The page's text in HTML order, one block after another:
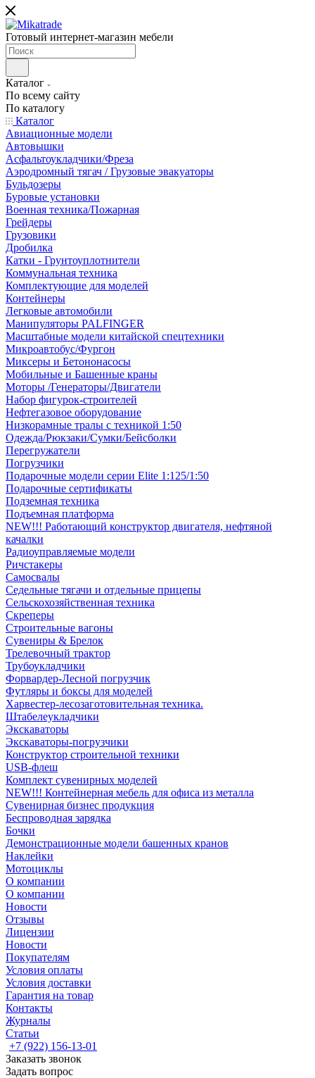
Готовый интернет-магазин мебели
Каталог
По всему сайту
По каталогу
Каталог
Авиационные модели
Автовышки
Асфальтоукладчики/Фреза
Аэродромный тягач / Грузовые эвакуаторы
Бульдозеры
Буровые установки
Военная техника/Пожарная
Грейдеры
Грузовики
Дробилка
Катки - Грунтоуплотнители
Коммунальная техника
Комплектующие для моделей
Контейнеры
Легковые автомобили
Манипуляторы PALFINGER
Масштабные модели китайской спецтехники
Микроавтобус/Фургон
Миксеры и Бетононасосы
Мобильные и Башенные краны
Моторы /Генераторы/Двигатели
Набор фигурок-строителей
Нефтегазовое оборудование
Низкорамные тралы с техникой 1:50
Одежда/Рюкзаки/Сумки/Бейсболки
Перегружатели
Погрузчики
Подарочные модели серии Elite 1:125/1:50
Подарочные сертификаты
Подземная техника
Подъемная платформа
NEW!!! Работающий конструктор двигателя, нефтяной
качалки
Радиоуправляемые модели
Ричстакеры
Самосвалы
Седельные тягачи и отдельные прицепы
Сельскохозяйственная техника
Скреперы
Строительные вагоны
Сувениры & Брелок
Трелевочный трактор
Трубоукладчики
Форвардер-Лесной погрузчик
Футляры и боксы для моделей
Харвестер-лесозаготовительная техника.
Штабелеукладчики
Экскаваторы
Экскаваторы-погрузчики
Конструктор строительной техники
USB-флеш
Комплект сувенирных моделей
NEW!!! Контейнерная мебель для офиса из металла
Сувенирная бизнес продукция
Беспроводная зарядка
Бочки
Демонстрационные модели башенных кранов
Наклейки
Мотоциклы
О компании
О компании
Новости
Отзывы
Лицензии
Новости
Покупателям
Условия оплаты
Условия доставки
Гарантия на товар
Контакты
Журналы
Статьи
+7 (922) 156-13-01
Заказать звонок
Задать вопрос